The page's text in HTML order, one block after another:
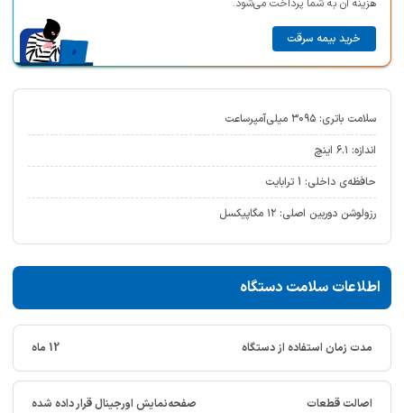
هزینه آن به شما پرداخت می‌شود.
خرید بیمه سرقت
سلامت باتری: ۳۰۹۵ میلی‌آمپر‌ساعت
اندازه: ۶.۱ اینچ
حافظه‌ی داخلی: 1 ترابایت
رزولوشن دوربین اصلی: ۱۲ مگاپیکسل
اطلاعات سلامت دستگاه
مدت زمان استفاده از دستگاه 12 ماه
اصالت قطعات صفحه‌نمایش اورجینال قرار داده شده